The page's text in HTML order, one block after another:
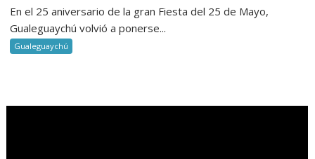
En el 25 aniversario de la gran Fiesta del 25 de Mayo,
Gualeguaychú volvió a ponerse...
Gualeguaychú